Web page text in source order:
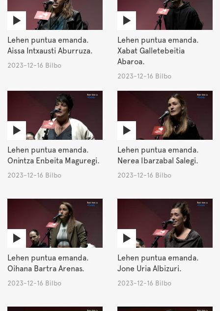
Lehen puntua emanda.
Aissa Intxausti Aburruza.
2023-12-16 Bilbo
Lehen puntua emanda.
Xabat Galletebeitia
Abaroa.
2023-12-16 Bilbo
Lehen puntua emanda.
Onintza Enbeita Maguregi.
2023-12-16 Bilbo
Lehen puntua emanda.
Nerea Ibarzabal Salegi.
2023-12-16 Bilbo
Lehen puntua emanda.
Oihana Bartra Arenas.
2023-12-16 Bilbo
Lehen puntua emanda.
Jone Uria Albizuri.
2023-12-16 Bilbo